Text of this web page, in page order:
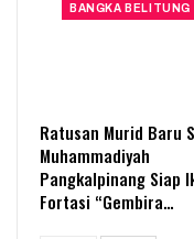
BANGKA BELITUNG
Ratusan Murid Baru
Muhammadiyah
Pangkalpinang Siap
Fortasi “Gembira…